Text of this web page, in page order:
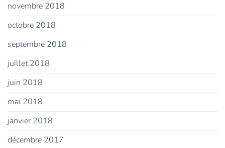
novembre 2018
octobre 2018
septembre 2018
juillet 2018
juin 2018
mai 2018
janvier 2018
décembre 2017